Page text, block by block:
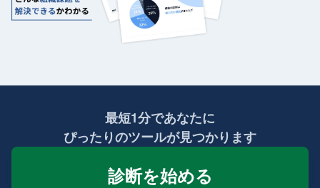
最短1分であなたに
ぴったりのツールが見つかります
診断を始める